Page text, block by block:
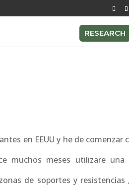
RESEARCH
en EEUU y he de comenzar
muchos meses utilizare una
de soportes y resistencias